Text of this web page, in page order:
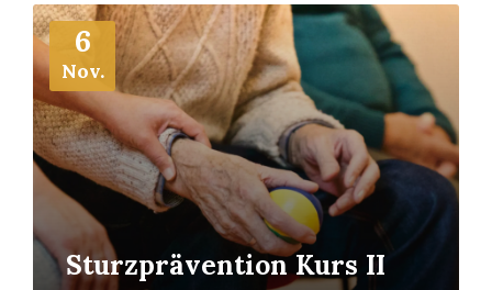
6
Nov.
Sturzprävention Kurs II
Mehr
Info